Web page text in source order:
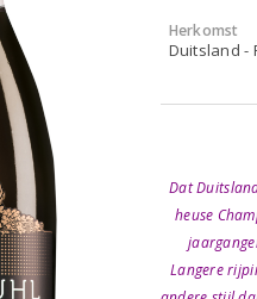
Herkomst
Duitsland -
Dat
heuse
Langere